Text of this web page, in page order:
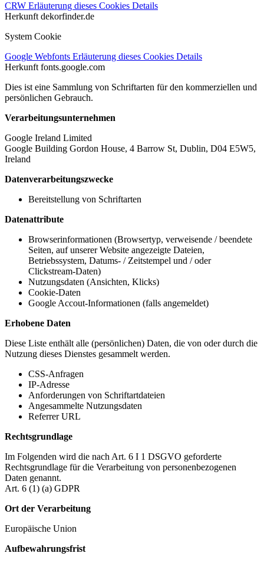
CRW Erläuterung dieses Cookies Details
Herkunft dekorfinder.de
System Cookie
Google Webfonts Erläuterung dieses Cookies Details
Herkunft fonts.google.com
Dies ist eine Sammlung von Schriftarten für den kommerziellen und
persönlichen Gebrauch.
Verarbeitungsunternehmen
Google Ireland Limited
Google Building Gordon House, 4 Barrow St, Dublin, D04 E5W5,
Ireland
Datenverarbeitungszwecke
Bereitstellung von Schriftarten
Datenattribute
Browserinformationen (Browsertyp, verweisende / beendete
Seiten, auf unserer Website angezeigte Dateien,
Betriebssystem, Datums- / Zeitstempel und / oder
Clickstream-Daten)
Nutzungsdaten (Ansichten, Klicks)
Cookie-Daten
Google Accout-Informationen (falls angemeldet)
Erhobene Daten
Diese Liste enthält alle (persönlichen) Daten, die von oder durch die
Nutzung dieses Dienstes gesammelt werden.
CSS-Anfragen
IP-Adresse
Anforderungen von Schriftartdateien
Angesammelte Nutzungsdaten
Referrer URL
Rechtsgrundlage
Im Folgenden wird die nach Art. 6 I 1 DSGVO geforderte
Rechtsgrundlage für die Verarbeitung von personenbezogenen
Daten genannt.
Art. 6 (1) (a) GDPR
Ort der Verarbeitung
Europäische Union
Aufbewahrungsfrist